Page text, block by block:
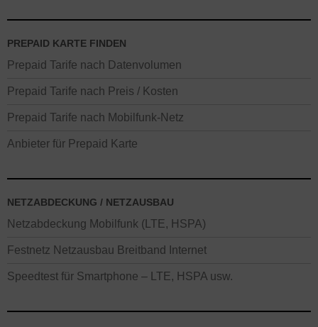
PREPAID KARTE FINDEN
Prepaid Tarife nach Datenvolumen
Prepaid Tarife nach Preis / Kosten
Prepaid Tarife nach Mobilfunk-Netz
Anbieter für Prepaid Karte
NETZABDECKUNG / NETZAUSBAU
Netzabdeckung Mobilfunk (LTE, HSPA)
Festnetz Netzausbau Breitband Internet
Speedtest für Smartphone – LTE, HSPA usw.